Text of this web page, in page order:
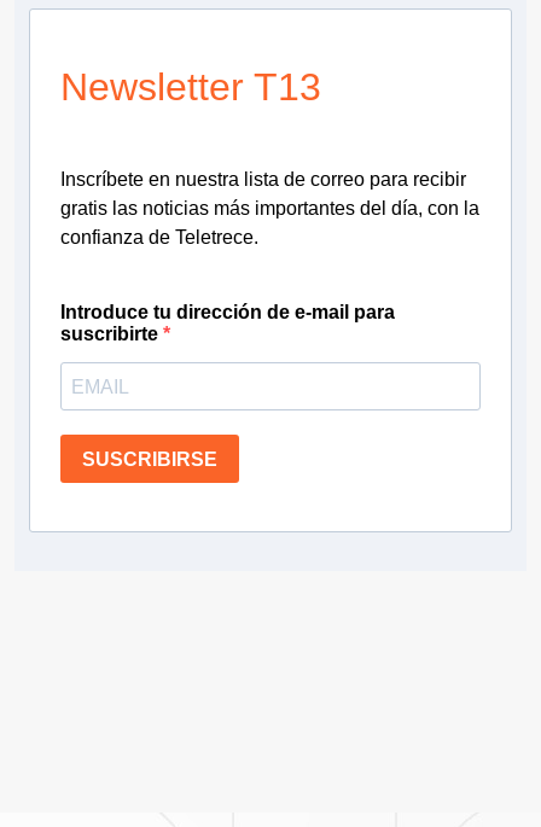
Newsletter T13
Inscríbete en nuestra lista de correo para recibir
gratis las noticias más importantes del día, con la
confianza de Teletrece.
Introduce tu dirección de e-mail para
suscribirte
SUSCRIBIRSE